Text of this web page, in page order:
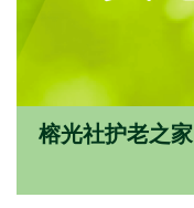
榕光社护老之家